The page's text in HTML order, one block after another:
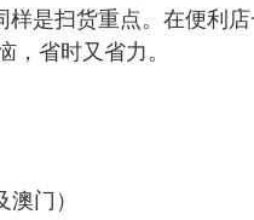
是扫货重点。在便利
，省时又省力。
门）